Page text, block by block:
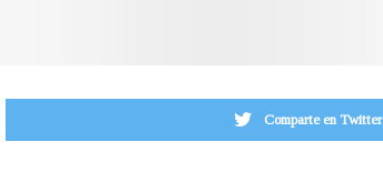
Comparte en Twitter